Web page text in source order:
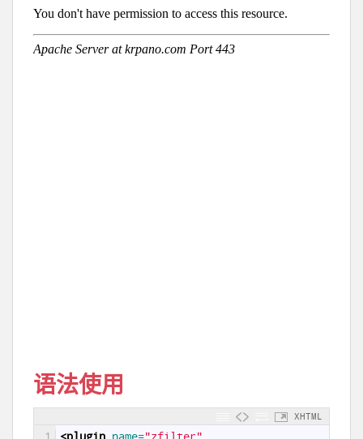
语法使用
XHTML